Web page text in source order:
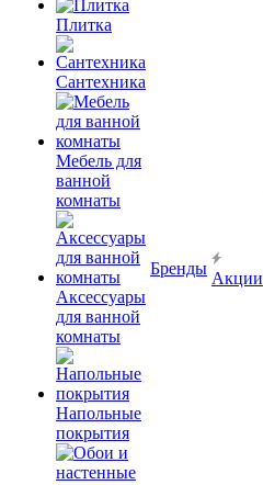
Плитка
Сантехника
Мебель для
ванной
комнаты
Аксессуары
для ванной
комнаты
Напольные
покрытия
Бренды
Акции